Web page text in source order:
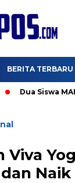
BERITA TERBARU
Siswa MAN IC
Viva